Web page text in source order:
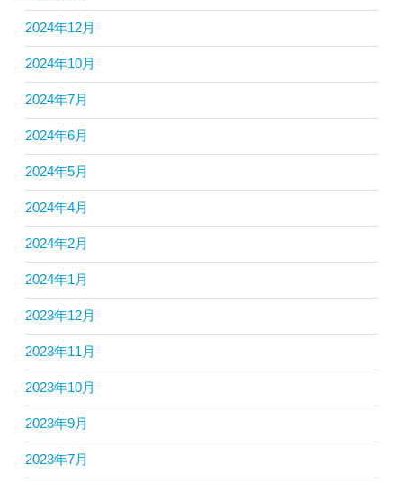
2024年12月
2024年10月
2024年7月
2024年6月
2024年5月
2024年4月
2024年2月
2024年1月
2023年12月
2023年11月
2023年10月
2023年9月
2023年7月